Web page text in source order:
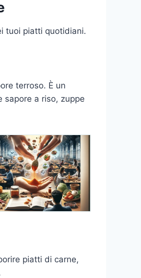
tuoi piatti quotidiani.
terroso. È un
sapore a riso, zuppe
piatti di carne,